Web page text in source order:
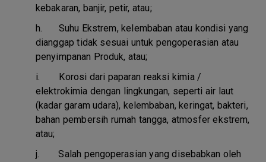
kebakaran, banjir, petir, atau;
h. Suhu Ekstrem, kelembaban atau kondisi yang
dianggap tidak sesuai untuk pengoperasian atau
penyimpanan Produk, atau;
i. Korosi dari paparan reaksi kimia /
elektrokimia dengan lingkungan, seperti air laut
(kadar garam udara), kelembaban, keringat, bakteri,
bahan pembersih rumah tangga, atmosfer ekstrem,
atau;
j.Salah pengoperasian yang disebabkan oleh